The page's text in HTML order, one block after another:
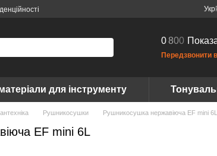
Укр
0800
Передзвонити
для інструменту
Рушникосушки Рушникосушка нержавіюча EF mini 6L
EF mini 6L